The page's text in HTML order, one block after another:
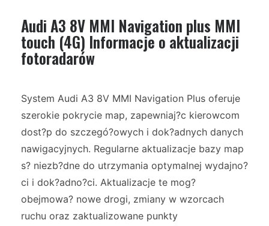
Audi A3 8V MMI Navigation plus MMI
touch (4G) Informacje o aktualizacji
fotoradarów
System Audi A3 8V MMI Navigation Plus oferuje
szerokie pokrycie map, zapewniaj?c kierowcom
dost?p do szczegó?owych i dok?adnych danych
nawigacyjnych. Regularne aktualizacje bazy map
s? niezb?dne do utrzymania optymalnej wydajno?
ci i dok?adno?ci. Aktualizacje te mog?
obejmowa? nowe drogi, zmiany w wzorcach
ruchu oraz zaktualizowane punkty